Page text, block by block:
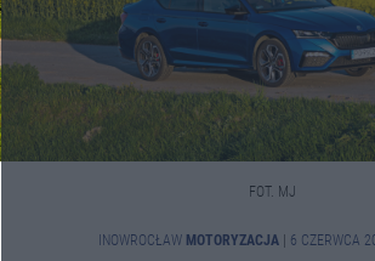
FOT. MJ
INOWROCŁAW MOTORYZACJA 6 CZERWCA